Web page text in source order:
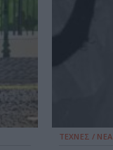
ΤΕΧΝΕΣ / ΝΕΑ